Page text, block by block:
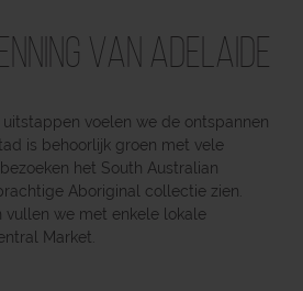
van Adelaide
voelen we de ontspannen
is behoorlijk groen met vele
het South Australian
Aboriginal collectie zien.
vullen we met enkele lokale
Market.